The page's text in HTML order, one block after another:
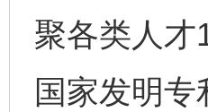
聚各类人才
国家发明